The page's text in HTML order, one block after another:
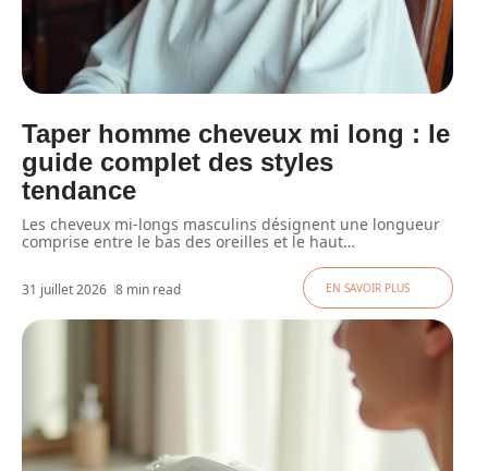
Taper homme cheveux mi long : le
guide complet des styles
tendance
Les cheveux mi-longs masculins désignent une longueur
comprise entre le bas des oreilles et le haut…
31 juillet 2026 8 min read EN SAVOIR PLUS